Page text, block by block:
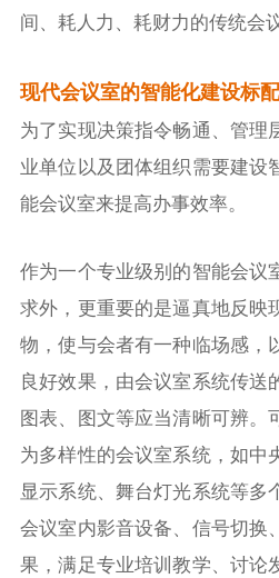
间、耗人力、耗财力的传统会
现代会议室的智能化建设标配
为了实现决策指令畅通、管理
业单位以及团体组织需要建设
能会议室来提高办事效率。
作为一个专业级别的智能会议
求外，更重要的是逼真地反映
物，使与会者有一种临场感，
良好效果，由会议室系统传送
图表、图文等应当清晰可辨。
为多样性的会议室系统，如中
显示系统、舞台灯光系统等多
会议室内影音设备、信号切换
果，满足专业培训教学、讨论